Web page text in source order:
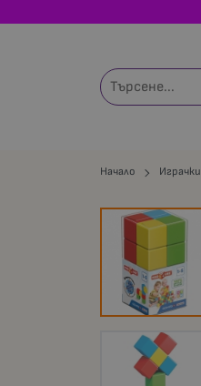
Начало Играчки